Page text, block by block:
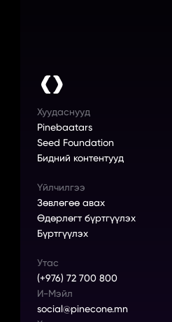
Хуудаснууд
Pinebaatars
Seed Foundation
Бидний контентууд
Үйлчилгээ
Зөвлөгөө авах
Өдөрлөгт бүртгүүлэх
Бүртгүүлэх
Утас
(+976) 72 700 800
И-Мэйл
social@pinecone.mn